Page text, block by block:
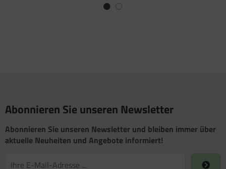
Abonnieren Sie unseren Newsletter
Abonnieren Sie unseren Newsletter und bleiben immer über
aktuelle Neuheiten und Angebote informiert!